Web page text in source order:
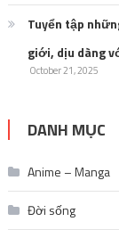
Tuyển tập
giới, dịu dàng
October 21, 2025
DANH MỤC
Anime – Manga
Đời sống